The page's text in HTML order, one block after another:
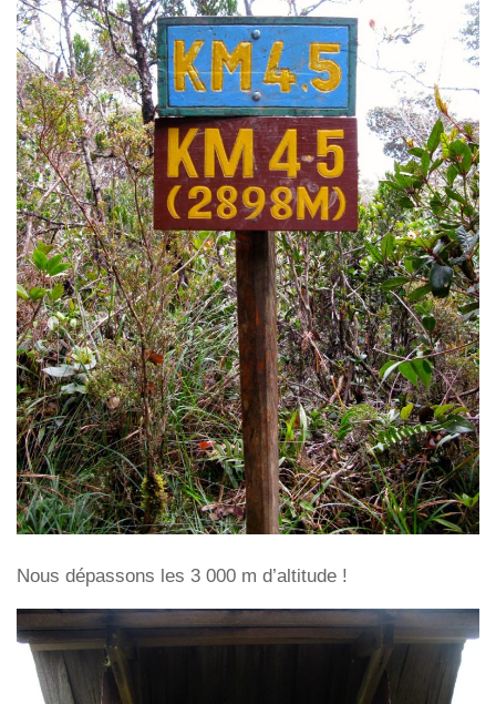
Nous dépassons les 3 000 m d’altitude !